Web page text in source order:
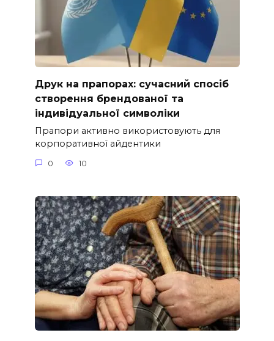
Друк на прапорах: сучасний спосіб
створення брендованої та
індивідуальної символіки
Прапори активно використовують для
корпоративної айдентики
0 10